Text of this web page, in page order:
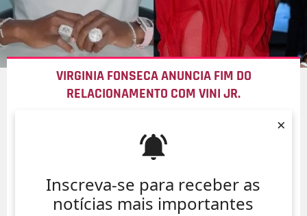
Inscreva-se para receber as
notícias mais importantes
×
VIRGINIA FONSECA ANUNCIA FIM DO
RELACIONAMENTO COM VINI JR.